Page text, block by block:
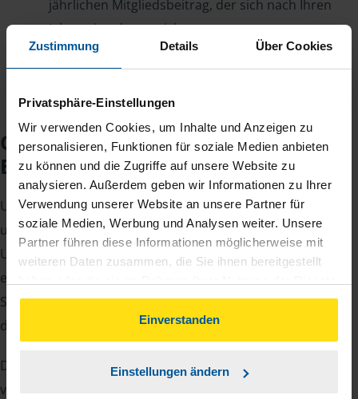
Zustimmung Details Über Cookies
Privatsphäre-Einstellungen
Wir verwenden Cookies, um Inhalte und Anzeigen zu
personalisieren, Funktionen für soziale Medien anbieten
zu können und die Zugriffe auf unsere Website zu
analysieren. Außerdem geben wir Informationen zu Ihrer
Verwendung unserer Website an unsere Partner für
soziale Medien, Werbung und Analysen weiter. Unsere
Partner führen diese Informationen möglicherweise mit
weiteren Daten zusammen, die Sie ihnen bereitgestellt
gesammelt haben. Indem Sie auf Einverstanden klicken,
können Sie der Verwendung von Cookies, gemäß
unserer
Einverstanden
Einstellungen ändern
jährlichen Mitgliedsbeitrag, der sich nach Ihren
Jahreseinnahmen richtet.
Checkliste für Ihr
Beratungsgespräch
Um Ihre Steuererklärung erstellen zu können, benötigen
unsere Beraterinnen und Berater eine Reihe von
Unterlagen von Ihnen. Dazu gehört beispielsweise die
elektronische Lohnsteuerbescheinigung, Ihre
Steueridentifikationsnummer, der Rentenbescheid oder
die Bescheinigung über das Kindergeld.
Damit Sie sich gut vorbereiten können und keinen der
vielen Nachweise vergessen, stellen wir Ihnen hier eine